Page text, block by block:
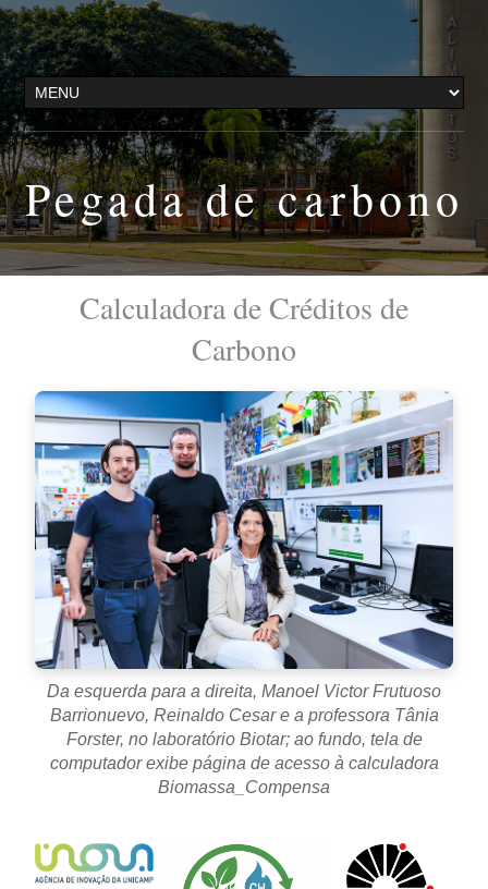
Pegada de carbono
Calculadora de Créditos de
Carbono
Da esquerda para a direita, Manoel Victor Frutuoso
Barrionuevo, Reinaldo Cesar e a professora Tânia
Forster, no laboratório Biotar; ao fundo, tela de
computador exibe página de acesso à calculadora
Biomassa_Compensa